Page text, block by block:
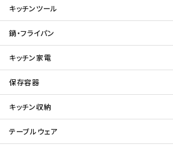
キッチンツール
鍋・フライパン
キッチン家電
保存容器
キッチン収納
テーブルウェア